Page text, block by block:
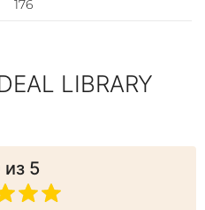
176
LIBRARY
из 5